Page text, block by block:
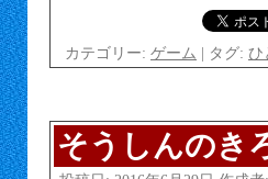
カテゴリー: ゲーム | タグ: ひ
そうしんのき